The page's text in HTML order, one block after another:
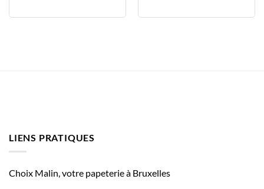
LIENS PRATIQUES
Choix Malin, votre papeterie à Bruxelles